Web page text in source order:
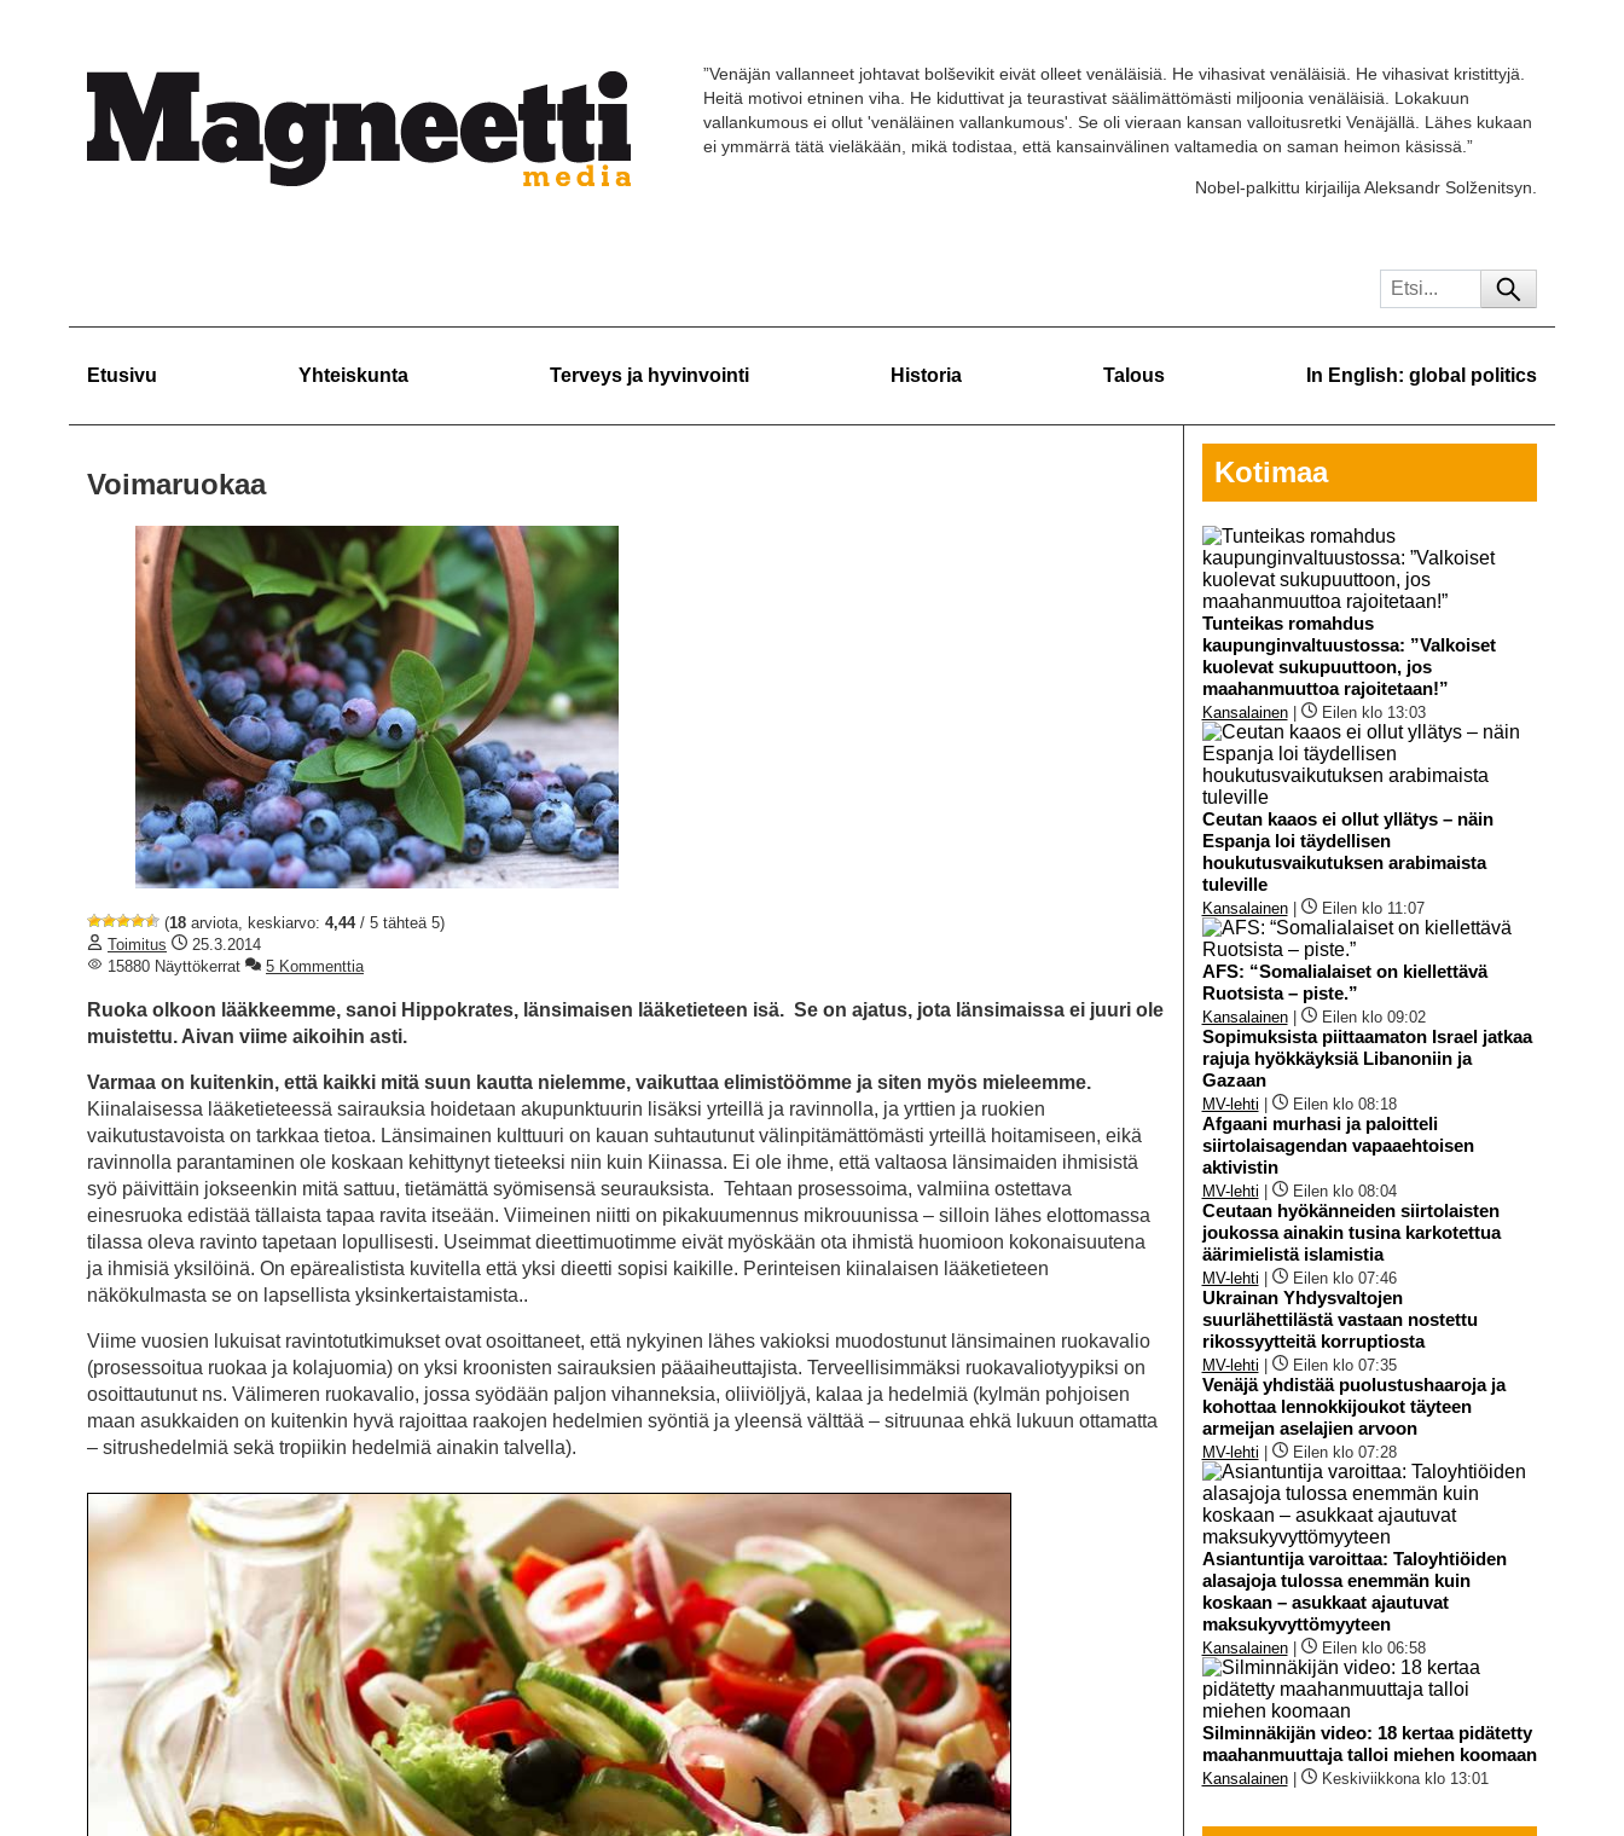
”Venäjän vallanneet johtavat bolševikit eivät olleet venäläisiä. He vihasivat venäläisiä. He vihasivat kristittyjä.
Heitä motivoi etninen viha. He kiduttivat ja teurastivat säälimättömästi miljoonia venäläisiä. Lokakuun
vallankumous ei ollut 'venäläinen vallankumous'. Se oli vieraan kansan valloitusretki Venäjällä. Lähes kukaan
ei ymmärrä tätä vieläkään, mikä todistaa, että kansainvälinen valtamedia on saman heimon käsissä.”
Nobel-palkittu kirjailija Aleksandr Solženitsyn.
Etusivu Yhteiskunta Terveys ja hyvinvointi Historia Talous In English: global politics
Voimaruokaa
(18 arviota, keskiarvo: 4,44/ 5 tähteä 5)
Toimitus
25.3.2014
15880 Näyttökerrat
5 Kommenttia
Ruoka olkoon lääkkeemme, sanoi Hippokrates, länsimaisen lääketieteen isä. Se on ajatus, jota länsimaissa ei juuri ole
muistettu. Aivan viime aikoihin asti.
Varmaa on kuitenkin, että kaikki mitä suun kautta nielemme, vaikuttaa elimistöömme ja siten myös mieleemme.
Kiinalaisessa lääketieteessä sairauksia hoidetaan akupunktuurin lisäksi yrteillä ja ravinnolla, ja yrttien ja ruokien
vaikutustavoista on tarkkaa tietoa. Länsimainen kulttuuri on kauan suhtautunut välinpitämättömästi yrteillä hoitamiseen, eikä
ravinnolla parantaminen ole koskaan kehittynyt tieteeksi niin kuin Kiinassa. Ei ole ihme, että valtaosa länsimaiden ihmisistä
syö päivittäin jokseenkin mitä sattuu, tietämättä syömisensä seurauksista. Tehtaan prosessoima, valmiina ostettava
einesruoka edistää tällaista tapaa ravita itseään. Viimeinen niitti on pikakuumennus mikrouunissa – silloin lähes elottomassa
tilassa oleva ravinto tapetaan lopullisesti. Useimmat dieettimuotimme eivät myöskään ota ihmistä huomioon kokonaisuutena
ja ihmisiä yksilöinä. On epärealistista kuvitella että yksi dieetti sopisi kaikille. Perinteisen kiinalaisen lääketieteen
näkökulmasta se on lapsellista yksinkertaistamista..
Viime vuosien lukuisat ravintotutkimukset ovat osoittaneet, että nykyinen lähes vakioksi muodostunut länsimainen ruokavalio
(prosessoitua ruokaa ja kolajuomia) on yksi kroonisten sairauksien pääaiheuttajista. Terveellisimmäksi ruokavaliotyypiksi on
osoittautunut ns. Välimeren ruokavalio, jossa syödään paljon vihanneksia, oliiviöljyä, kalaa ja hedelmiä (kylmän pohjoisen
maan asukkaiden on kuitenkin hyvä rajoittaa raakojen hedelmien syöntiä ja yleensä välttää – sitruunaa ehkä lukuun ottamatta
– sitrushedelmiä sekä tropiikin hedelmiä ainakin talvella).
Kotimaa
Tunteikas romahdus
kaupunginvaltuustossa: ”Valkoiset
kuolevat sukupuuttoon, jos
maahanmuuttoa rajoitetaan!”
Kansalainen| Eilen klo 13:03
Ceutan kaaos ei ollut yllätys – näin
Espanja loi täydellisen
houkutusvaikutuksen arabimaista
tuleville
Kansalainen| Eilen klo 11:07
AFS: “Somalialaiset on kiellettävä
Ruotsista – piste.”
Kansalainen| Eilen klo 09:02
Sopimuksista piittaamaton Israel jatkaa
rajuja hyökkäyksiä Libanoniin ja
Gazaan
MV-lehti Eilen klo 08:18
Afgaani murhasi ja paloitteli
siirtolaisagendan vapaaehtoisen
aktivistin
MV-lehti Eilen klo 08:04
Ceutaan hyökänneiden siirtolaisten
joukossa ainakin tusina karkotettua
äärimielistä islamistia
MV-lehti Eilen klo 07:46
Ukrainan Yhdysvaltojen
suurlähettilästä vastaan nostettu
rikossyytteitä korruptiosta
MV-lehti Eilen klo 07:35
Venäjä yhdistää puolustushaaroja ja
kohottaa lennokkijoukot täyteen
armeijan aselajien arvoon
MV-lehti Eilen klo 07:28
Asiantuntija varoittaa: Taloyhtiöiden
alasajoja tulossa enemmän kuin
koskaan – asukkaat ajautuvat
maksukyvyttömyyteen
Kansalainen| Eilen klo 06:58
Silminnäkijän video: 18 kertaa pidätetty
maahanmuuttaja talloi miehen koomaan
Kansalainen| Keskiviikkona klo 13:01